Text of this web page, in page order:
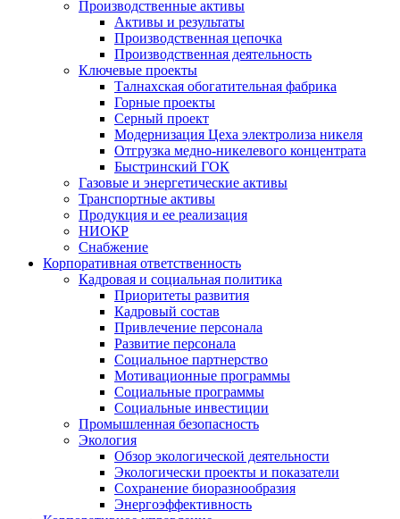
Производственные активы
Активы и результаты
Производственная цепочка
Производственная деятельность
Ключевые проекты
Талнахская обогатительная фабрика
Горные проекты
Серный проект
Модернизация Цеха электролиза никеля
Отгрузка медно-никелевого концентрата
Быстринский ГОК
Газовые и энергетические активы
Транспортные активы
Продукция и ее реализация
НИОКР
Снабжение
Корпоративная ответственность
Кадровая и социальная политика
Приоритеты развития
Кадровый состав
Привлечение персонала
Развитие персонала
Социальное партнерство
Мотивационные программы
Социальные программы
Социальные инвестиции
Промышленная безопасность
Экология
Обзор экологической деятельности
Экологически проекты и показатели
Сохранение биоразнообразия
Энергоэффективность